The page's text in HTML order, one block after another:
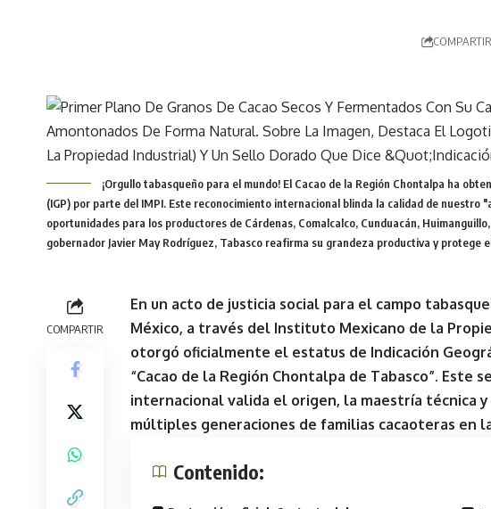
COMPARTIR
¡Orgullo tabasqueño para el mundo! El Cacao de la Región Chontalpa ha
(IGP) por parte del IMPI. Este reconocimiento internacional blinda la calidad de nuestro
oportunidades para los productores de Cárdenas, Comalcalco, Cunduacán,
gobernador Javier May Rodríguez, Tabasco reafirma su grandeza productiva y protege
COMPARTIR
En un acto de justicia social para el campo
México, a través del Instituto Mexicano de la
otorgó oficialmente el estatus de Indicación
“Cacao de la Región Chontalpa de Tabasco”. Este
internacional valida el origen, la maestría técnica
múltiples generaciones de familias cacaoteras en
Contenido: